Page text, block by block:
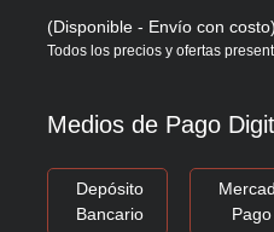
(Disponible - Envío con costo)
Todos los precios y ofertas
Medios de Pago
Depósito
Bancario
Pago